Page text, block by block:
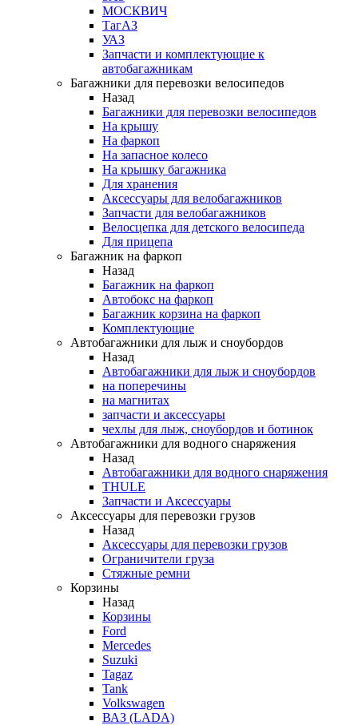
МОСКВИЧ
ТагАЗ
УАЗ
Запчасти и комплектующие к
автобагажникам
Багажники для перевозки велосипедов
Назад
Багажники для перевозки велосипедов
На крышу
На фаркоп
На запасное колесо
На крышку багажника
Для хранения
Аксессуары для велобагажников
Запчасти для велобагажников
Велосцепка для детского велосипеда
Для прицепа
Багажник на фаркоп
Назад
Багажник на фаркоп
Автобокс на фаркоп
Багажник корзина на фаркоп
Комплектующие
Автобагажники для лыж и сноубордов
Назад
Автобагажники для лыж и сноубордов
на поперечины
на магнитах
запчасти и аксессуары
чехлы для лыж, сноубордов и ботинок
Автобагажники для водного снаряжения
Назад
Автобагажники для водного снаряжения
THULE
Запчасти и Аксессуары
Аксессуары для перевозки грузов
Назад
Аксессуары для перевозки грузов
Ограничители груза
Стяжные ремни
Корзины
Назад
Корзины
Ford
Mercedes
Suzuki
Tagaz
Tank
Volkswagen
ВАЗ (LADA)